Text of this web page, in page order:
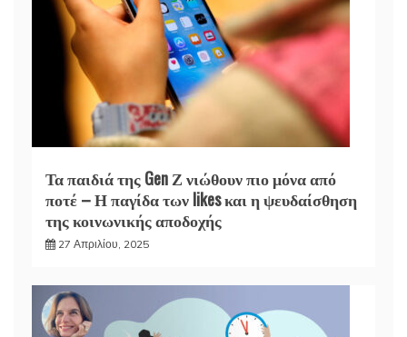
Τα παιδιά της Gen Ζ νιώθουν πιο μόνα από
ποτέ – Η παγίδα των likes και η ψευδαίσθηση
της κοινωνικής αποδοχής
27 Απριλίου, 2025